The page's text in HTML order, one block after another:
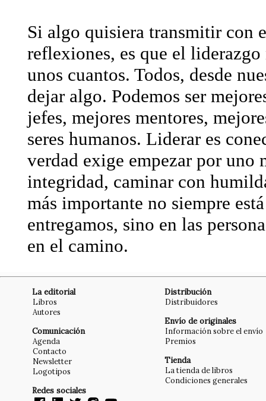
Si algo quisiera transmitir con
reflexiones, es que el liderazgo
unos cuantos. Todos, desde
dejar algo. Podemos ser
jefes, mejores mentores,
seres humanos. Liderar es
verdad exige empezar por uno
integridad, caminar con
más importante no siempre
entregamos, sino en las
en el camino.
La editorial
Libros
Autores
Comunicación
Agenda
Contacto
Newsletter
Logotipos
Redes sociales
Distribución
Distribuidores
Envío de originales
Información sobre el envío
Premios
Tienda
La tienda de libros
Condiciones generales